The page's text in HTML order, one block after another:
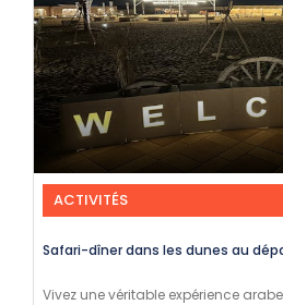
ACTIVITÉS
Safari-dîner dans les dunes au
Vivez une véritable expérience